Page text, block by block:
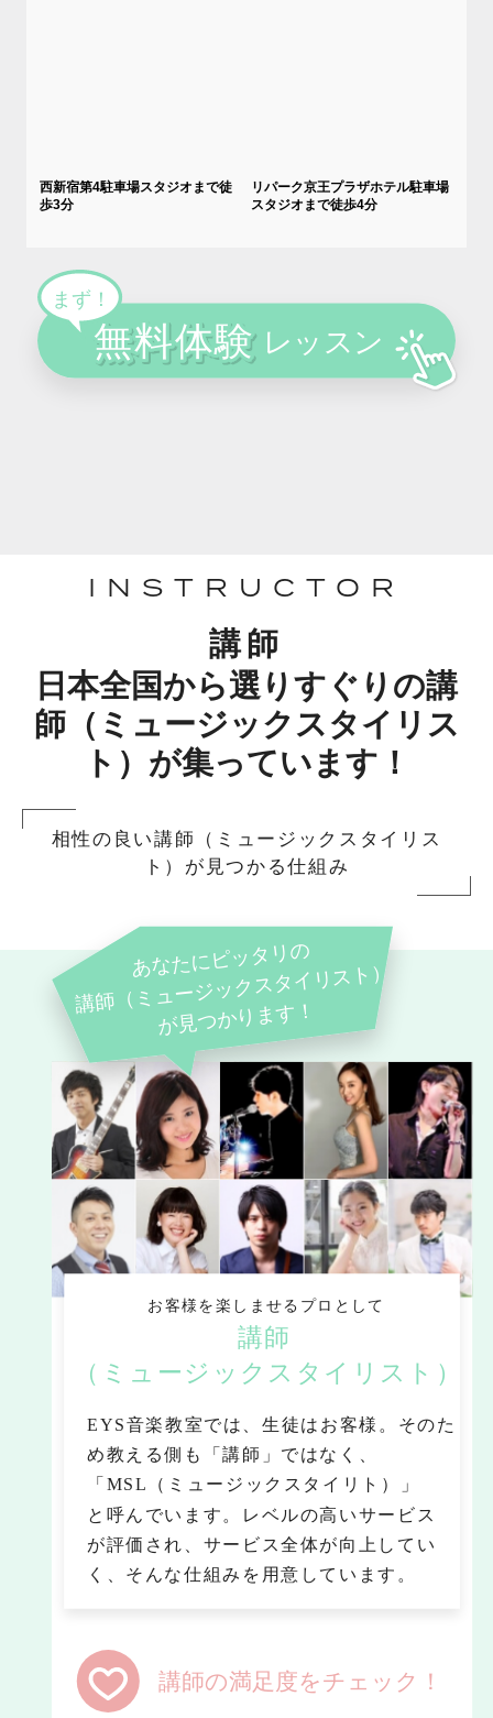
西新宿第4駐車場スタジオまで徒
歩3分
リパーク京王プラザホテル駐車場
スタジオまで徒歩4分
INSTRUCTOR
講師
日本全国から選りすぐりの講
師（ミュージックスタイリス
ト）が集っています！
相性の良い講師（ミュージックスタイリス
ト）が見つかる仕組み